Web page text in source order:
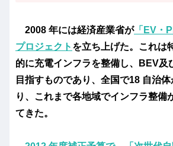
2008 年には経済産業省が「EV・
プロジェクト を立ち上げた。これは
的に充電インフラを整備し、BEV及
目指すものであり、全国で18 自治
り、これまで各地域でインフラ整備
てきた。